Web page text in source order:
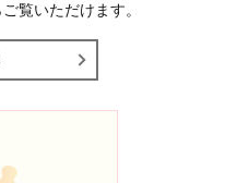
覧いただけます。